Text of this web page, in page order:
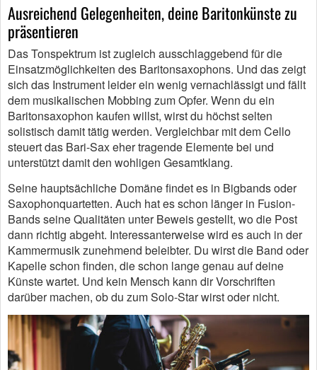
Ausreichend Gelegenheiten, deine Baritonkünste zu
präsentieren
Das Tonspektrum ist zugleich ausschlaggebend für die
Einsatzmöglichkeiten des Baritonsaxophons. Und das zeigt
sich das Instrument leider ein wenig vernachlässigt und fällt
dem musikalischen Mobbing zum Opfer. Wenn du ein
Baritonsaxophon kaufen willst, wirst du höchst selten
solistisch damit tätig werden. Vergleichbar mit dem Cello
steuert das Bari-Sax eher tragende Elemente bei und
unterstützt damit den wohligen Gesamtklang.
Seine hauptsächliche Domäne findet es in Bigbands oder
Saxophonquartetten. Auch hat es schon länger in Fusion-
Bands seine Qualitäten unter Beweis gestellt, wo die Post
dann richtig abgeht. Interessanterweise wird es auch in der
Kammermusik zunehmend beleibter. Du wirst die Band oder
Kapelle schon finden, die schon lange genau auf deine
Künste wartet. Und kein Mensch kann dir Vorschriften
darüber machen, ob du zum Solo-Star wirst oder nicht.